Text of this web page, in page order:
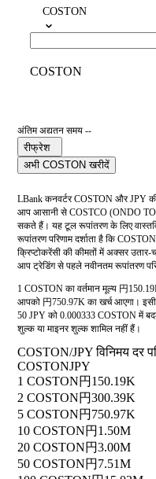
COSTON
COSTON
अंतिम अद्यतन समय --
रीफ्रेश
अभी COSTON खरीदें
LBank कनवर्टर COSTON और JPY
आप आसानी से COSTCO (ONDO
सकते हैं। यह टूल रूपांतरण के लिए
रूपांतरण परिणाम दर्शाता है कि
क्रिप्टोकरेंसी की कीमतों में अक्सर
आप ट्रेडिंग से पहले नवीनतम रूपांतरण
1 COSTON का वर्तमान मूल्य 円
आपको 円750.97K का खर्च आएगा।
50 JPY को 0.000333 COSTON में
शुल्क या माइनर शुल्क शामिल नहीं हैं।
COSTON/JPY विनिमय दर
COSTONJPY
1 COSTON円150.19K
2 COSTON円300.39K
5 COSTON円750.97K
10 COSTON円1.50M
20 COSTON円3.00M
50 COSTON円7.51M